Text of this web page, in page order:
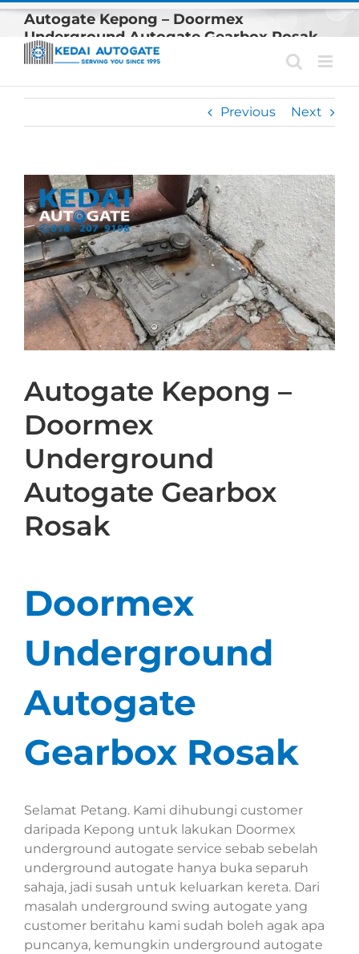
Skip
content
Autogate Kepong – Doormex
Underground Autogate Gearbox Rosak
Previous Next
View
Larger
Image
Autogate Kepong –
Doormex
Underground
Autogate Gearbox
Rosak
Doormex
Underground
Autogate
Gearbox Rosak
Selamat Petang. Kami dihubungi customer
daripada Kepong untuk lakukan Doormex
underground autogate service sebab sebelah
underground autogate hanya buka separuh
sahaja, jadi susah untuk keluarkan kereta. Dari
masalah underground swing autogate yang
customer beritahu kami sudah boleh agak apa
puncanya, kemungkin underground autogate